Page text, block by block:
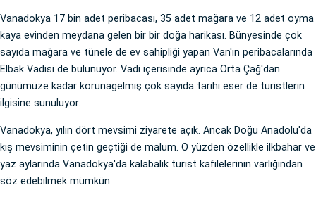
Vanadokya 17 bin adet peribacası, 35 adet mağara ve 12 adet oyma
kaya evinden meydana gelen bir bir doğa harikası. Bünyesinde çok
sayıda mağara ve tünele de ev sahipliği yapan Van'ın peribacalarında
Elbak Vadisi de bulunuyor. Vadi içerisinde ayrıca Orta Çağ'dan
günümüze kadar korunagelmiş çok sayıda tarihi eser de turistlerin
ilgisine sunuluyor.
Vanadokya, yılın dört mevsimi ziyarete açık. Ancak Doğu Anadolu'da
kış mevsiminin çetin geçtiği de malum. O yüzden özellikle ilkbahar ve
yaz aylarında Vanadokya'da kalabalık turist kafilelerinin varlığından
söz edebilmek mümkün.